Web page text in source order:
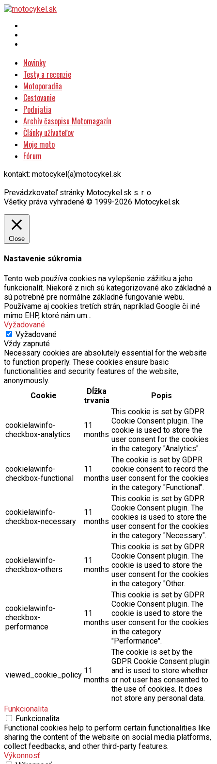
Novinky
Testy a recenzie
Motoporadňa
Cestovanie
Podujatia
Archív časopisu Motomagazín
Články užívateľov
Moje moto
Fórum
kontakt: motocykel(a)motocykel.sk
Prevádzkovateľ stránky Motocykel.sk s. r. o.
Všetky práva vyhradené © 1999-2026 Motocykel.sk
Close
Nastavenie súkromia
Tento web používa cookies na vylepšenie zážitku a jeho
funkcionalít. Niekoré z nich sú kategorizované ako základné a
sú potrebné pre normálne základné fungovanie webu.
Používame aj cookies tretích strán, napríklad Google či iné
mimo EHP, ktoré nám um...
Vyžadované
Vyžadované
Vždy zapnuté
Necessary cookies are absolutely essential for the website
to function properly. These cookies ensure basic
functionalities and security features of the website,
anonymously.
Cookie
Dĺžka
trvania
Popis
cookielawinfo-
checkbox-analytics
11
months
This cookie is set by GDPR
Cookie Consent plugin. The
cookie is used to store the
user consent for the cookies
in the category "Analytics".
cookielawinfo-
checkbox-functional
11
months
The cookie is set by GDPR
cookie consent to record the
user consent for the cookies
in the category "Functional".
cookielawinfo-
checkbox-necessary
11
months
This cookie is set by GDPR
Cookie Consent plugin. The
cookies is used to store the
user consent for the cookies
in the category "Necessary".
cookielawinfo-
checkbox-others
11
months
This cookie is set by GDPR
Cookie Consent plugin. The
cookie is used to store the
user consent for the cookies
in the category "Other.
cookielawinfo-
checkbox-
performance
11
months
This cookie is set by GDPR
Cookie Consent plugin. The
cookie is used to store the
user consent for the cookies
in the category
"Performance".
viewed_cookie_policy 11
months
The cookie is set by the
GDPR Cookie Consent plugin
and is used to store whether
or not user has consented to
the use of cookies. It does
not store any personal data.
Funkcionalita
Funkcionalita
Functional cookies help to perform certain functionalities like
sharing the content of the website on social media platforms,
collect feedbacks, and other third-party features.
Výkonnosť